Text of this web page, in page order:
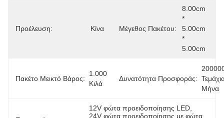
Προέλευση: Κίνα Μέγεθος Πακέτου:
8.00cm
*
5.00cm
*
5.00cm
Πακέτο Μεικτό Βάρος:
1.000
Κιλά
Δυνατότητα Προσφοράς:
Μήνα
12V φώτα προειδοποίησης LED
24V φώτα προειδοποίησης με φώτα